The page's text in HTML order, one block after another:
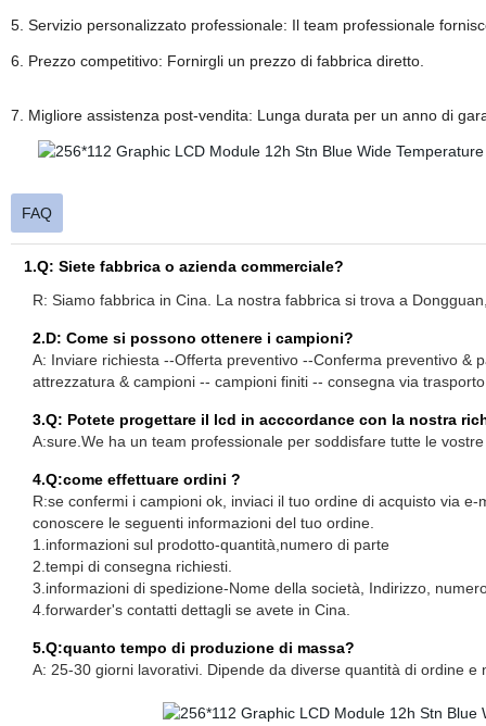
5. Servizio personalizzato professionale: Il team professionale
6. Prezzo competitivo: Fornirgli un prezzo di fabbrica diretto.
7. Migliore assistenza post-vendita: Lunga durata per un anno di
FAQ
1.Q: Siete fabbrica o azienda commerciale?
R: Siamo fabbrica in Cina. La nostra fabbrica si trova a
2.D: Come si possono ottenere i campioni?
A: Inviare richiesta --Offerta preventivo --Conferma preventivo
attrezzatura & campioni -- campioni finiti -- consegna via
3.Q: Potete progettare il lcd in acccordance con la nostra
A:sure.We ha un team professionale per soddisfare tutte le
4.Q:come effettuare ordini ?
R:se confermi i campioni ok, inviaci il tuo ordine di acquisto via
conoscere le seguenti informazioni del tuo ordine.
1.informazioni sul prodotto-quantità,numero di parte
2.tempi di consegna richiesti.
3.informazioni di spedizione-Nome della società, Indirizzo,
4.forwarder's contatti dettagli se avete in Cina.
5.Q:quanto tempo di produzione di massa?
A: 25-30 giorni lavorativi. Dipende da diverse quantità di ordine e